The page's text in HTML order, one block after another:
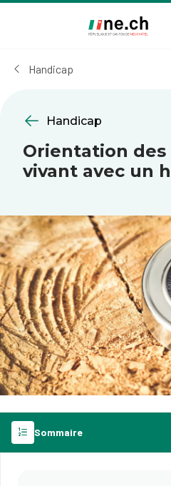
cookies
Handicap
Handicap
Orientation des
vivant avec un
Sommaire